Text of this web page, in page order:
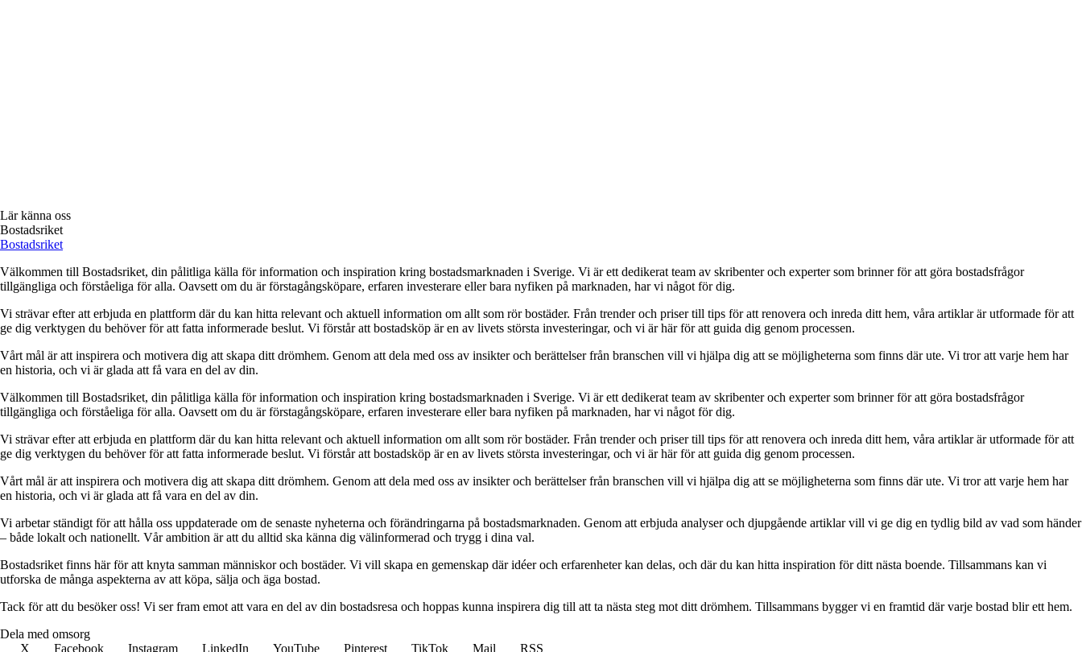
Lär känna oss
Bostadsriket
Bostadsriket
Välkommen till Bostadsriket, din pålitliga källa för information och inspiration kring bostadsmarknaden i Sverige. Vi är ett dedikerat team av skribenter och experter som brinner för att göra bostadsfrågor
tillgängliga och förståeliga för alla. Oavsett om du är förstagångsköpare, erfaren investerare eller bara nyfiken på marknaden, har vi något för dig.
Vi strävar efter att erbjuda en plattform där du kan hitta relevant och aktuell information om allt som rör bostäder. Från trender och priser till tips för att renovera och inreda ditt hem, våra artiklar är utformade för att
ge dig verktygen du behöver för att fatta informerade beslut. Vi förstår att bostadsköp är en av livets största investeringar, och vi är här för att guida dig genom processen.
Vårt mål är att inspirera och motivera dig att skapa ditt drömhem. Genom att dela med oss av insikter och berättelser från branschen vill vi hjälpa dig att se möjligheterna som finns där ute. Vi tror att varje hem har
en historia, och vi är glada att få vara en del av din.
Välkommen till Bostadsriket, din pålitliga källa för information och inspiration kring bostadsmarknaden i Sverige. Vi är ett dedikerat team av skribenter och experter som brinner för att göra bostadsfrågor
tillgängliga och förståeliga för alla. Oavsett om du är förstagångsköpare, erfaren investerare eller bara nyfiken på marknaden, har vi något för dig.
Vi strävar efter att erbjuda en plattform där du kan hitta relevant och aktuell information om allt som rör bostäder. Från trender och priser till tips för att renovera och inreda ditt hem, våra artiklar är utformade för att
ge dig verktygen du behöver för att fatta informerade beslut. Vi förstår att bostadsköp är en av livets största investeringar, och vi är här för att guida dig genom processen.
Vårt mål är att inspirera och motivera dig att skapa ditt drömhem. Genom att dela med oss av insikter och berättelser från branschen vill vi hjälpa dig att se möjligheterna som finns där ute. Vi tror att varje hem har
en historia, och vi är glada att få vara en del av din.
Vi arbetar ständigt för att hålla oss uppdaterade om de senaste nyheterna och förändringarna på bostadsmarknaden. Genom att erbjuda analyser och djupgående artiklar vill vi ge dig en tydlig bild av vad som händer
– både lokalt och nationellt. Vår ambition är att du alltid ska känna dig välinformerad och trygg i dina val.
Bostadsriket finns här för att knyta samman människor och bostäder. Vi vill skapa en gemenskap där idéer och erfarenheter kan delas, och där du kan hitta inspiration för ditt nästa boende. Tillsammans kan vi
utforska de många aspekterna av att köpa, sälja och äga bostad.
Tack för att du besöker oss! Vi ser fram emot att vara en del av din bostadsresa och hoppas kunna inspirera dig till att ta nästa steg mot ditt drömhem. Tillsammans bygger vi en framtid där varje bostad blir ett hem.
Dela med omsorg
X
Facebook Instagram LinkedIn YouTube Pinterest TikTok Mail RSS